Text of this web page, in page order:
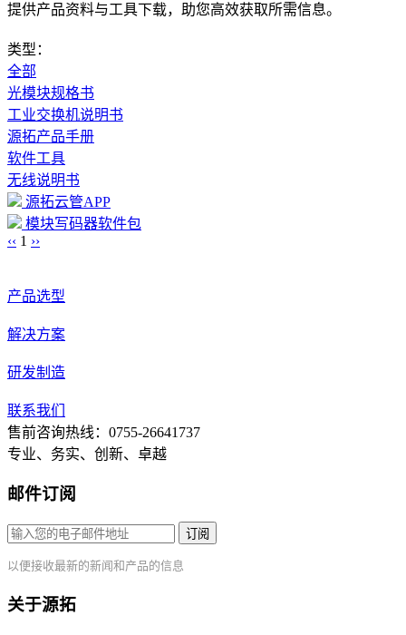
提供产品资料与工具下载，助您高效获取所需信息。
类型：
全部
光模块规格书
工业交换机说明书
源拓产品手册
软件工具
无线说明书
源拓云管APP
模块写码器软件包
‹‹ 1 ››
产品选型
解决方案
研发制造
联系我们
售前咨询热线：0755-26641737
专业、务实、创新、卓越
邮件订阅
订阅
以便接收最新的新闻和产品的信息
关于源拓